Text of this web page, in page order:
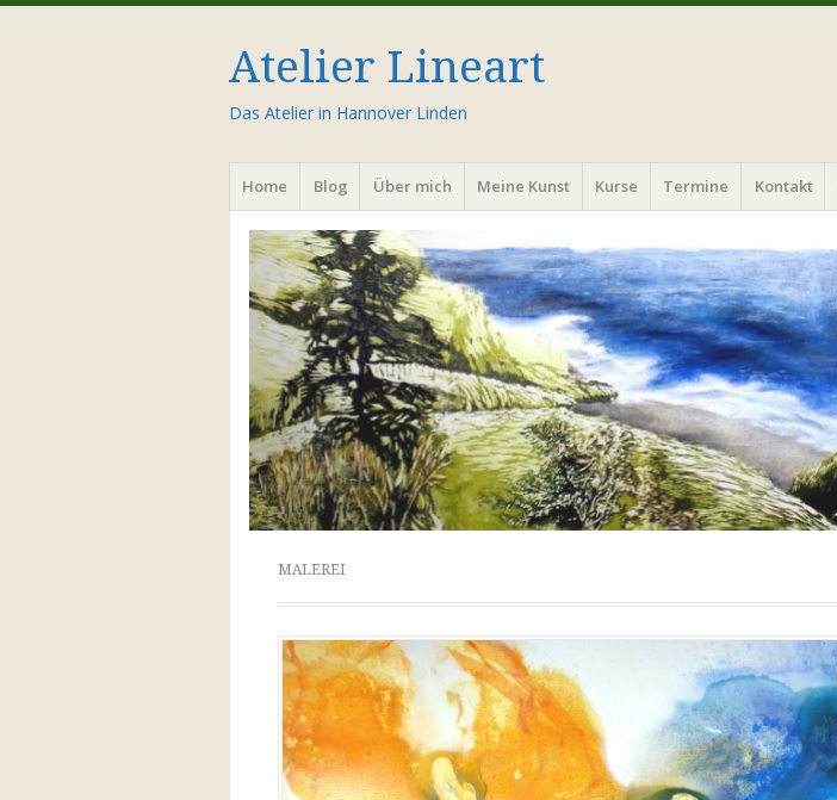
Atelier Lineart
Das Atelier in Hannover Linden
Menü
Zum
Inhalt
springen
Home Blog Über mich Meine Kunst Kurse Termine Kontakt
MALEREI